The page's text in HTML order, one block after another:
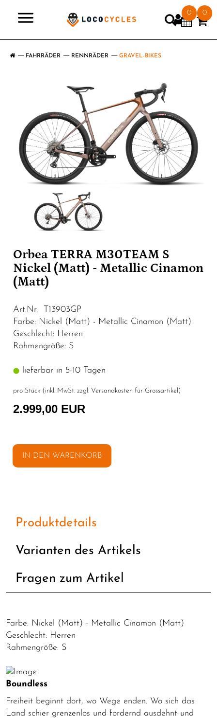
0 0
FAHRRÄDER RENNRÄDER GRAVEL-BIKES
Orbea TERRA M30TEAM S
Nickel (Matt) - Metallic Cinamon
(Matt)
Art.Nr. T13903GP
Farbe: Nickel (Matt) - Metallic Cinamon (Matt)
Geschlecht: Herren
Rahmengröße: S
lieferbar in 5-10 Tagen
pro Stück (inkl. MwSt. zzgl. Versandkosten für Grossartikel )
2.999,00 EUR
IN DEN WARENKORB
Produktdetails
Varianten des Artikels
Fragen zum Artikel
Farbe: Nickel (Matt) - Metallic Cinamon (Matt)
Geschlecht: Herren
Rahmengröße: S
Boundless
Freiheit beginnt dort, wo Wege enden. Wo sich das
Land schier grenzenlos und fordernd ausdehnt und